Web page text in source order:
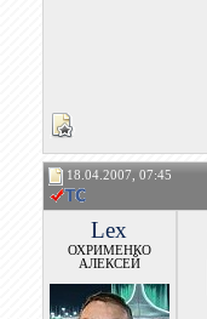
18.04.2007, 07:45
Lex
ОХРИМЕНКО
АЛЕКСЕЙ